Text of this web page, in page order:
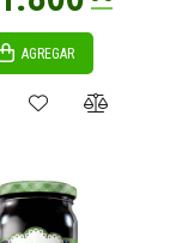
AGREGAR